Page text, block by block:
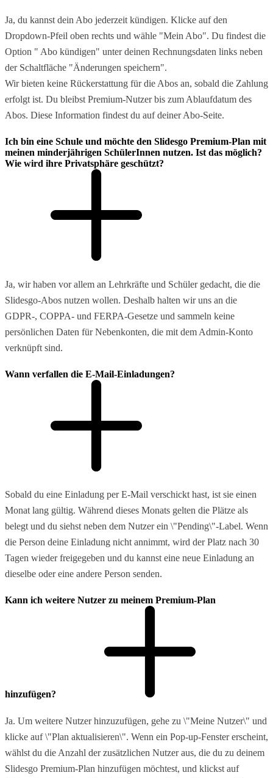
Ja, du kannst dein Abo jederzeit kündigen. Klicke auf den
Dropdown-Pfeil oben rechts und wähle "Mein Abo". Du findest die
Option " Abo kündigen" unter deinen Rechnungsdaten links neben
der Schaltfläche "Änderungen speichern".
Wir bieten keine Rückerstattung für die Abos an, sobald die Zahlung
erfolgt ist. Du bleibst Premium-Nutzer bis zum Ablaufdatum des
Abos. Diese Information findest du auf deiner Abo-Seite.
Ich bin eine Schule und möchte den Slidesgo Premium-Plan mit
meinen minderjährigen SchülerInnen nutzen. Ist das möglich?
Wie wird ihre Privatsphäre geschützt?
Ja, wir haben vor allem an Lehrkräfte und Schüler gedacht, die die
Slidesgo-Abos nutzen wollen. Deshalb halten wir uns an die
GDPR-, COPPA- und FERPA-Gesetze und sammeln keine
persönlichen Daten für Nebenkonten, die mit dem Admin-Konto
verknüpft sind.
Wann verfallen die E-Mail-Einladungen?
Sobald du eine Einladung per E-Mail verschickt hast, ist sie einen
Monat lang gültig. Während dieses Monats gelten die Plätze als
belegt und du siehst neben dem Nutzer ein \"Pending\"-Label. Wenn
die Person deine Einladung nicht annimmt, wird der Platz nach 30
Tagen wieder freigegeben und du kannst eine neue Einladung an
dieselbe oder eine andere Person senden.
Kann ich weitere Nutzer zu meinem Premium-Plan
hinzufügen?
Ja. Um weitere Nutzer hinzuzufügen, gehe zu \"Meine Nutzer\" und
klicke auf \"Plan aktualisieren\". Wenn ein Pop-up-Fenster erscheint,
wählst du die Anzahl der zusätzlichen Nutzer aus, die du zu deinem
Slidesgo Premium-Plan hinzufügen möchtest, und klickst auf